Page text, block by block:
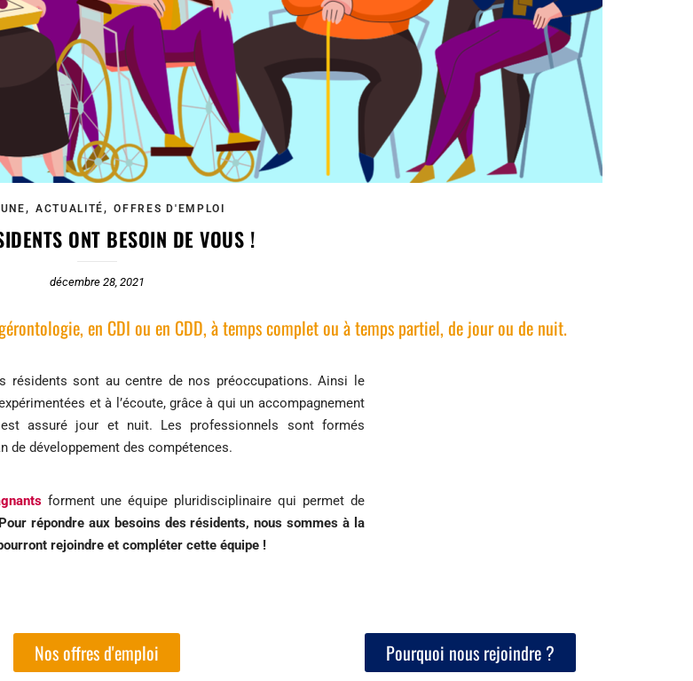
, ACTUALITÉ ,OFFRES D'EMPLOI
ONT BESOIN DE VOUS !
décembre 28, 2021
en CDI ou en CDD, à temps complet ou à temps partiel, de jour ou de nuit.
résidents sont au centre de nos préoccupations. Ainsi le
et à l’écoute, grâce à qui un accompagnement
assuré jour et nuit. Les professionnels sont formés
de développement des compétences.
forment une équipe pluridisciplinaire qui permet de
Pour répondre aux besoins des résidents, nous sommes à la
rejoindre et compléter cette équipe !
Nos offres d'emploi Pourquoi nous rejoindre ?